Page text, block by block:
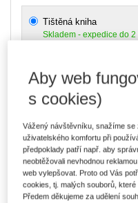
Tištěná kniha
Skladem - expedice do
E-kniha Smarteca +
V prodeji - ihned k
Co je Smarteca?
Kde najdu soubory e-knih?
Balíček - Tištěná kniha
Smarteca + soubory
Skladem- expedice do
Co je Smarteca?
Aby web
s cookies)
Vážený návštěvníku, snažíme
uživatelského komfortu při
předpoklady patří např. aby
neobtěžovali nevhodnou
web vylepšovat. Proto od Vás
cookies, tj. malých souborů,
Předem děkujeme za udělení